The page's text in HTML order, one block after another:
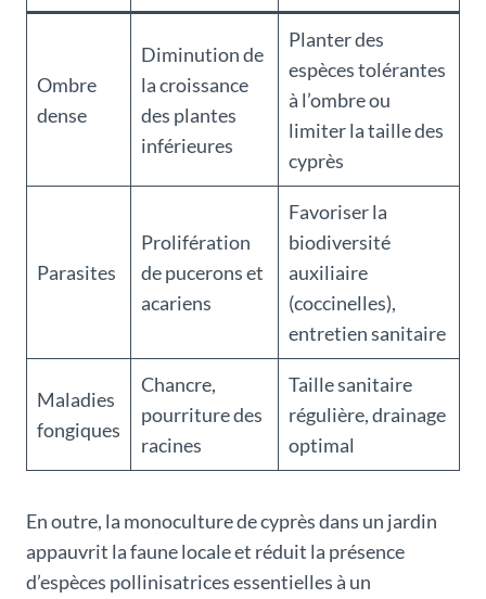
Ombre
dense
Diminution de
la croissance
des plantes
inférieures
Planter des
espèces tolérantes
à l’ombre ou
limiter la taille des
cyprès
Parasites
Prolifération
de pucerons et
acariens
Favoriser la
biodiversité
auxiliaire
(coccinelles),
entretien sanitaire
Maladies
fongiques
Chancre,
pourriture des
racines
Taille sanitaire
régulière, drainage
optimal
En outre, la monoculture de cyprès dans un jardin
appauvrit la faune locale et réduit la présence
d’espèces pollinisatrices essentielles à un